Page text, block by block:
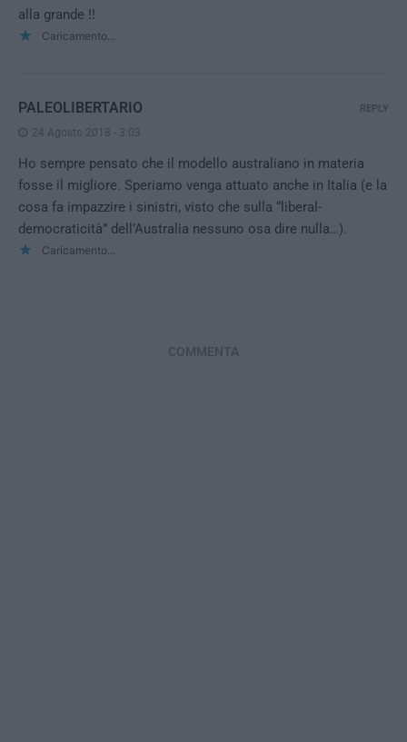
alla grande !!
Caricamento...
PALEOLIBERTARIO
24 Agosto 2018 - 3:03
Ho sempre pensato che il modello australiano in materia
fosse il migliore. Speriamo venga attuato anche in Italia (e la
cosa fa impazzire i sinistri, visto che sulla “liberal-
democraticità” dell’Australia nessuno osa dire nulla…).
Caricamento...
REPLY
COMMENTA